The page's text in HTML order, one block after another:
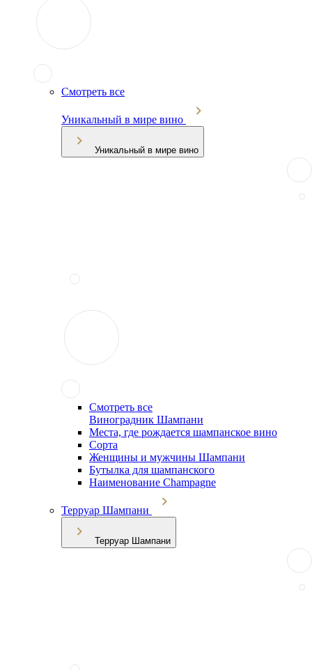
Смотреть все
Уникальный в мире вино
Уникальный в мире вино
Смотреть все
Виноградник Шампани
Места, где рождается шампанское вино
Сорта
Женщины и мужчины Шампани
Бутылка для шампанского
Наименование Champagne
Терруар Шампани
Терруар Шампани